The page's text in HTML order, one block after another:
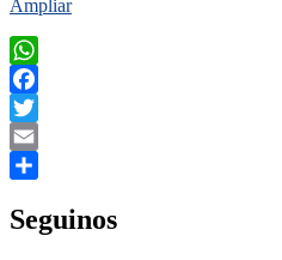
Ampliar
WhatsApp
Facebook
Twitter
Email
Seguinos